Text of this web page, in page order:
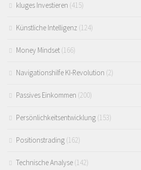
kluges Investieren (415)
Künstliche Intelligenz (124)
Money Mindset (166)
Navigationshilfe KI-Revolution (2)
Passives Einkommen (200)
Persönlichkeitsentwicklung (153)
Positionstrading (162)
Technische Analyse (142)